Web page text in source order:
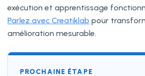
exécution et apprentissage
Parlez avec Creatiklab pour
amélioration mesurable.
PROCHAINE ÉTAPE